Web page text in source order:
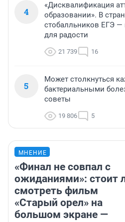
4
«Дисквалификация
образовании». В
стобалльников ЕГЭ —
для радости
21 739 16
5
Может столкнуться
бактериальными
советы
19 806 5
МНЕНИЕ
«Финал не совпал с
ожиданиями»: стоит
смотреть фильм
«Старый орел» на
большом экране —